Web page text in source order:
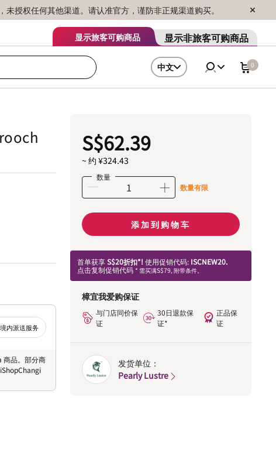
授权任何其他渠道。请认准官方，谨防非正规渠道购买。
显示旅客可购商品 显示非旅客可购商品
中文 0
内派送服务
商品。部分商
S$62.39
~ 约 ¥324.43
数量
数量有限
添加到购物车
首单获享S$20折扣*! 使用促销代码: ISCNEW20.
点击复制促销代码 * 需买满S$79, 附带条件。
樟宜我爱购保证
与门店同价保
证
30日退款保
证*
正品保
证
发货单位：
Pearly Lustre